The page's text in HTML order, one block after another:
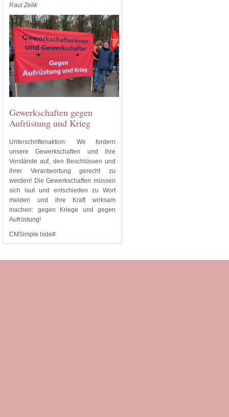
Raul Zelik
Gewerkschaften gegen
Aufrüstung und Krieg
Unterschriftenaktion: Wir fordern
unsere Gewerkschaften und ihre
Vorstände auf, den Beschlüssen und
ihrer Verantwortung gerecht zu
werden! Die Gewerkschaften müssen
sich laut und entschieden zu Wort
melden und ihre Kraft wirksam
machen: gegen Kriege und gegen
Aufrüstung!
CMSimple hide#